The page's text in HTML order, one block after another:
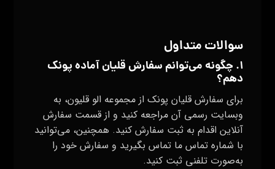
سوالات متداول
۱. چگونه می‌توانم سفارش قلیان آماده پونک
دهم؟
برای سفارش قلیان پونک از مجموعه الو قلیون، به
وبسایت رسمی آن مراجعه کنید و از قسمت سفارش
آنلاین اقدام به ثبت سفارش کنید. همچنین، می‌توانید
با شماره تماس ما تماس بگیرید و سفارش خود را
به‌صورت تلفنی ثبت کنید.